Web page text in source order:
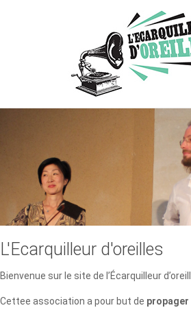
L'Ecarquilleur d'oreilles
Bienvenue sur le site de l’Écarquilleur
Cettee association a pour but de propager